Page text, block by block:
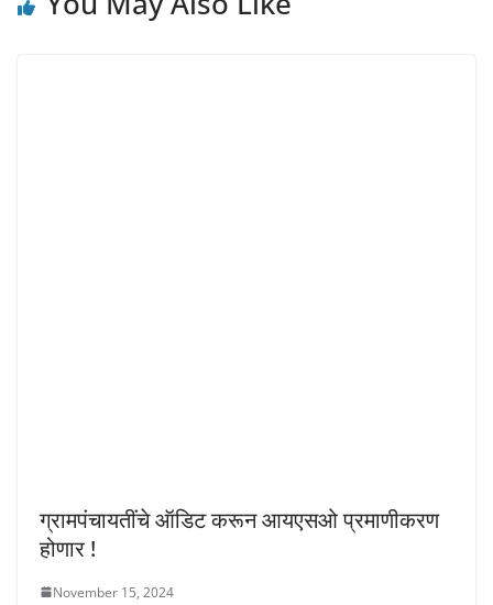
ग्रामपंचायतींचे ऑडिट करून आयएसओ प्रमाणीकरण
होणार !
November 15, 2024